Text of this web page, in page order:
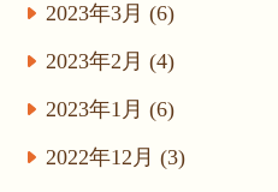
2023年3月 (6)
2023年2月 (4)
2023年1月 (6)
2022年12月 (3)